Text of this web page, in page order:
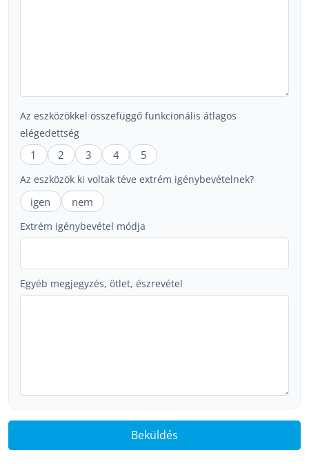
Az eszközökkel összefüggő funkcionális átlagos
elégedettség
1 2 3 4 5
Az eszközök ki voltak téve extrém igénybevételnek?
igen nem
Extrém igénybevétel módja
Egyéb megjegyzés, ötlet, észrevétel
Beküldés